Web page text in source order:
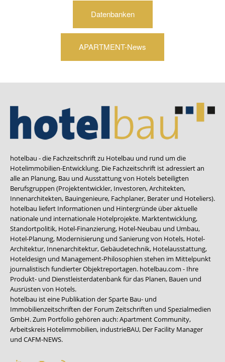
Datenbanken
APARTMENT-News
hotelbau - die Fachzeitschrift zu Hotelbau und rund um die
Hotelimmobilien-Entwicklung. Die Fachzeitschrift ist adressiert an
alle an Planung, Bau und Ausstattung von Hotels beteiligten
Berufsgruppen (Projektentwickler, Investoren, Architekten,
Innenarchitekten, Bauingenieure, Fachplaner, Berater und Hoteliers).
hotelbau liefert Informationen und Hintergründe über aktuelle
nationale und internationale Hotelprojekte. Marktentwicklung,
Standortpolitik, Hotel-Finanzierung, Hotel-Neubau und Umbau,
Hotel-Planung, Modernisierung und Sanierung von Hotels, Hotel-
Architektur, Innenarchitektur, Gebäudetechnik, Hotelausstattung,
Hoteldesign und Management-Philosophien stehen im Mittelpunkt
journalistisch fundierter Objektreportagen. hotelbau.com - Ihre
Produkt- und Dienstleisterdatenbank für das Planen, Bauen und
Ausrüsten von Hotels.
hotelbau ist eine Publikation der Sparte Bau- und
Immobilienzeitschriften der Forum Zeitschriften und Spezialmedien
GmbH. Zum Portfolio gehören auch:Apartment Community,
Arbeitskreis Hotelimmobilien, industrieBAU, Der Facility Manager
und CAFM-NEWS.